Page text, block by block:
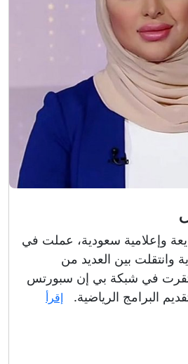
وإعلامية سعودية، عملت في
وانتقلت بين العديد من
في شبكة بي إن سبورتس
البرامج الرياضية.
إقرأ